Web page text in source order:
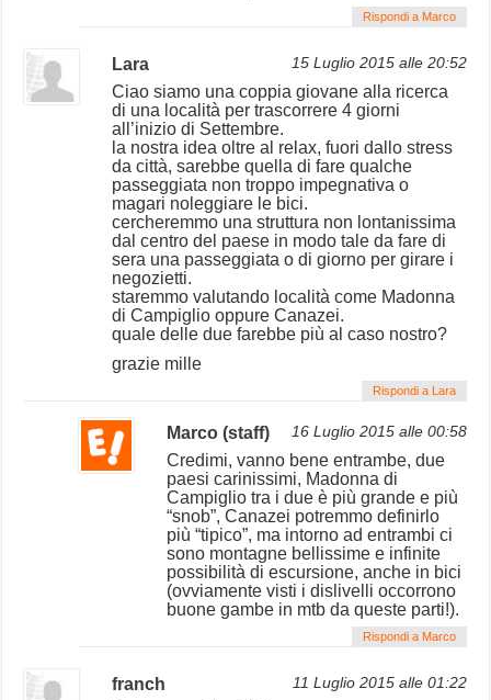
Rispondi a Marco
Lara 15 Luglio 2015 alle 20:52
Ciao siamo una coppia giovane alla ricerca
di una località per trascorrere 4 giorni
all’inizio di Settembre.
la nostra idea oltre al relax, fuori dallo stress
da città, sarebbe quella di fare qualche
passeggiata non troppo impegnativa o
magari noleggiare le bici.
cercheremmo una struttura non lontanissima
dal centro del paese in modo tale da fare di
sera una passeggiata o di giorno per girare i
negozietti.
staremmo valutando località come Madonna
di Campiglio oppure Canazei.
quale delle due farebbe più al caso nostro?
grazie mille
Rispondi a Lara
Marco (staff) 16 Luglio 2015 alle 00:58
Credimi, vanno bene entrambe, due
paesi carinissimi, Madonna di
Campiglio tra i due è più grande e più
“snob”, Canazei potremmo definirlo
più “tipico”, ma intorno ad entrambi ci
sono montagne bellissime e infinite
possibilità di escursione, anche in bici
(ovviamente visti i dislivelli occorrono
buone gambe in mtb da queste parti!).
Rispondi a Marco
franch 11 Luglio 2015 alle 01:22